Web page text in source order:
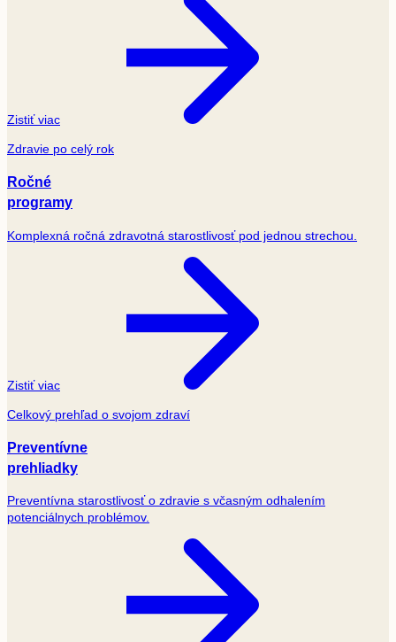
Zistiť viac
Zdravie po celý rok
Ročné
programy
Komplexná ročná zdravotná starostlivosť pod jednou strechou.
Zistiť viac
Celkový prehľad o svojom zdraví
Preventívne
prehliadky
Preventívna starostlivosť o zdravie s včasným odhalením
potenciálnych problémov.